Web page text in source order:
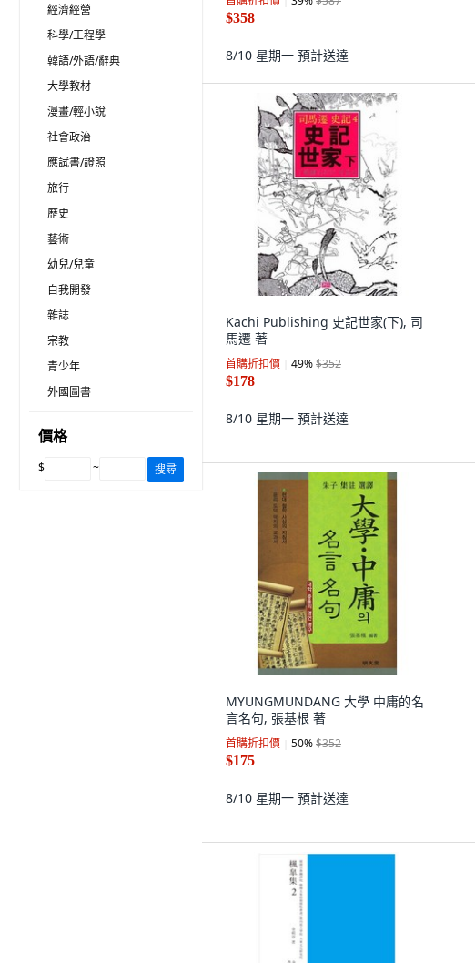
經濟經營
科學/工程學
韓語/外語/辭典
大學教材
漫畫/輕小說
社會政治
應試書/證照
旅行
歷史
藝術
幼兒/兒童
自我開發
雜誌
宗教
青少年
外國圖書
價格
$ ~ 搜尋
$358
8/10 星期一 預計送達
Kachi Publishing 史記世家(下), 司
馬遷 著
首購折扣價 49%$352
$178
8/10 星期一 預計送達
MYUNGMUNDANG 大學 中庸的名
言名句, 張基根 著
首購折扣價 50%$352
$175
8/10 星期一 預計送達